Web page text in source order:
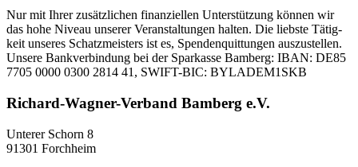
Nur mit Ih­rer zu­sätz­li­chen fi­nan­zi­el­len Un­ter­stüt­zung kön­nen wir
das hohe Ni­veau un­se­rer Ver­an­stal­tun­gen hal­ten. Die liebs­te Tä­tig­
keit un­se­res Schatz­meis­ters ist es, Spen­den­quit­tun­gen aus­zu­stel­len.
Un­se­re Bank­ver­bin­dung bei der Spar­kas­se Bam­berg: IBAN: DE85
7705 0000 0300 2814 41, SWIFT-BIC: BYLADEM1SKB
Richard-Wagner-Verband Bamberg e.V.
Un­te­rer Schorn 8
91301 Forchheim